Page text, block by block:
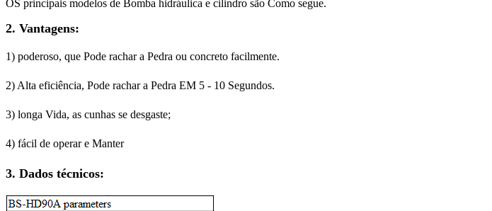
OS principais modelos de Bomba hidráulica e cilindro são Como segue.
2. Vantagens:
1) poderoso, que Pode rachar a Pedra ou concreto facilmente.
2) Alta eficiência, Pode rachar a Pedra EM 5 - 10 Segundos.
3) longa Vida, as cunhas se desgaste;
4) fácil de operar e Manter
3. Dados técnicos: